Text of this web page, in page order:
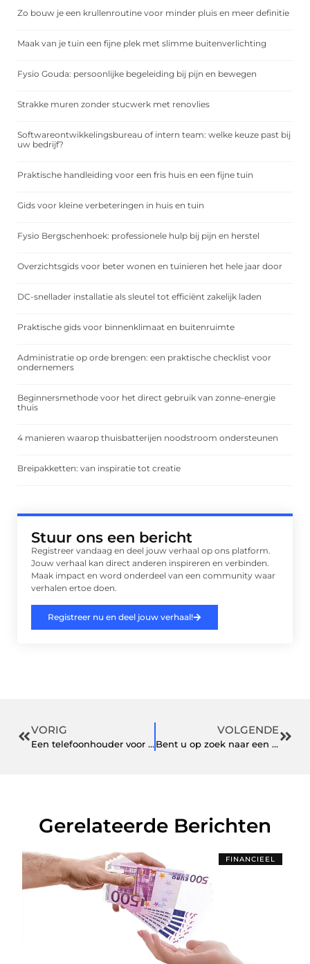
Zo bouw je een krullenroutine voor minder pluis en meer definitie
Maak van je tuin een fijne plek met slimme buitenverlichting
Fysio Gouda: persoonlijke begeleiding bij pijn en bewegen
Strakke muren zonder stucwerk met renovlies
Softwareontwikkelingsbureau of intern team: welke keuze past bij
uw bedrijf?
Praktische handleiding voor een fris huis en een fijne tuin
Gids voor kleine verbeteringen in huis en tuin
Fysio Bergschenhoek: professionele hulp bij pijn en herstel
Overzichtsgids voor beter wonen en tuinieren het hele jaar door
DC-snellader installatie als sleutel tot efficiënt zakelijk laden
Praktische gids voor binnenklimaat en buitenruimte
Administratie op orde brengen: een praktische checklist voor
ondernemers
Beginnersmethode voor het direct gebruik van zonne-energie
thuis
4 manieren waarop thuisbatterijen noodstroom ondersteunen
Breipakketten: van inspiratie tot creatie
Stuur ons een bericht
Registreer vandaag en deel jouw verhaal op ons platform.
Jouw verhaal kan direct anderen inspireren en verbinden.
Maak impact en word onderdeel van een community waar
verhalen ertoe doen.
Registreer nu en deel jouw verhaal!
VORIG
Een telefoonhouder voor in de auto met ventilatierooster koop je hier
VOLGENDE
Bent u op zoek naar een goede schoenwinkel nabij Groesbeek?
Gerelateerde Berichten
FINANCIEEL